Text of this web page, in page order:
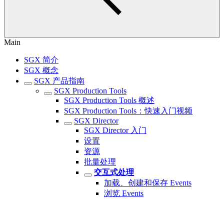
Main
SGX 简介
SGX 概念
SGX 产品指南
SGX Production Tools
SGX Production Tools 概述
SGX Production Tools：快速入门视频
SGX Director
SGX Director 入门
设置
资源
批量处理
交互式处理
加载、创建和保存 Events
浏览 Events